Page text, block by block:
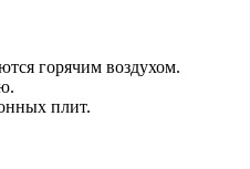
горячим воздухом.
плит.